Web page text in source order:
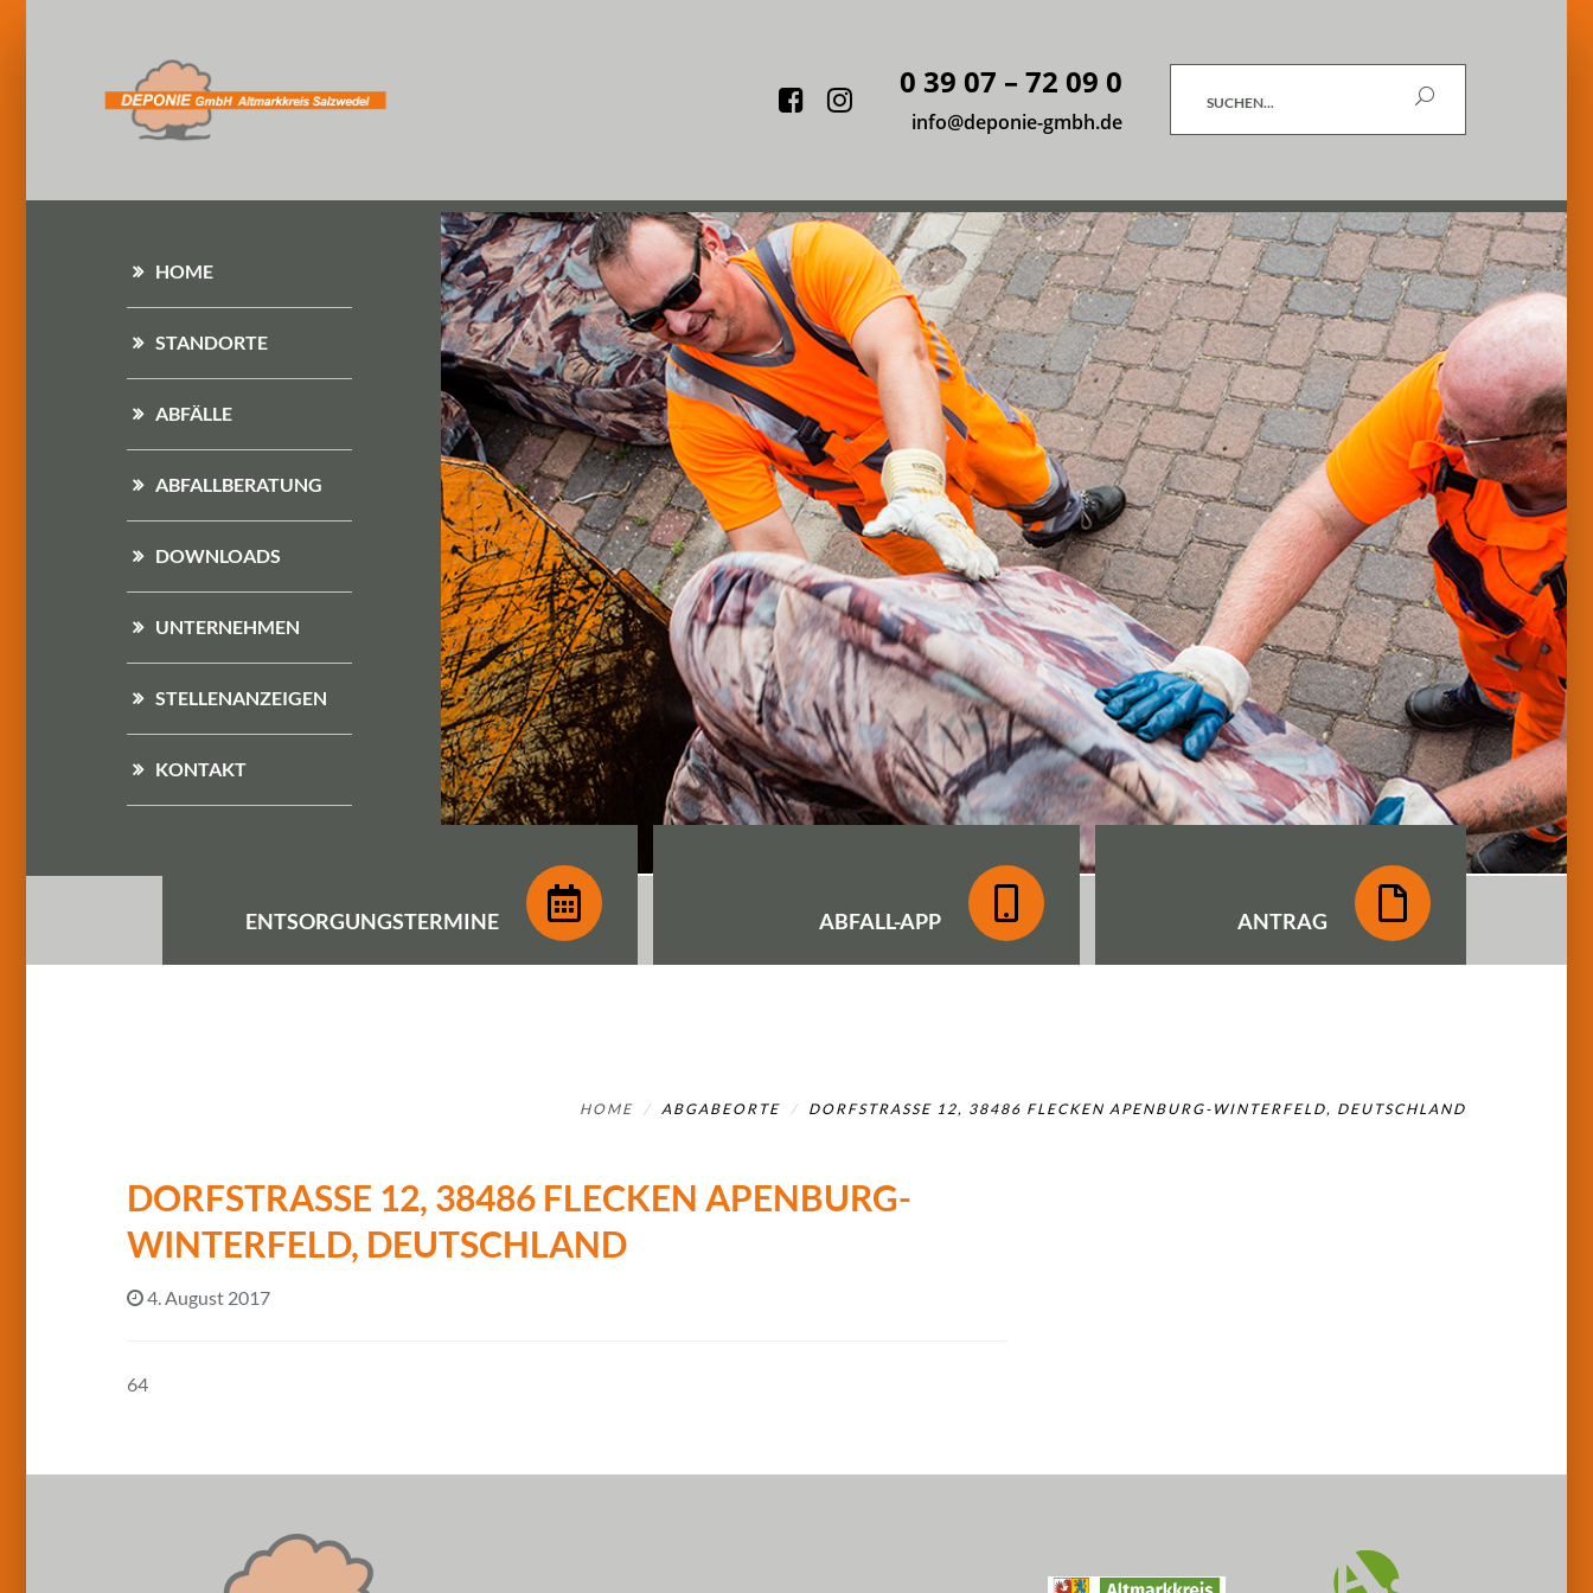
Facebook
Instagram
0 39 07 – 72 09 0
info@deponie-gmbh.de
Suchen
HOME
STANDORTE
ABFÄLLE
ABFALLBERATUNG
DOWNLOADS
UNTERNEHMEN
STELLENANZEIGEN
KONTAKT
ENTSORGUNGSTERMINE ABFALL-APP ANTRAG
HOME ABGABEORTE DORFSTRASSE 12, 38486 FLECKEN APENBURG-WINTERFELD, DEUTSCHLAND
DORFSTRASSE 12, 38486 FLECKEN APENBURG-W
INTERFELD, DEUTSCHLAND
4. August 2017
64